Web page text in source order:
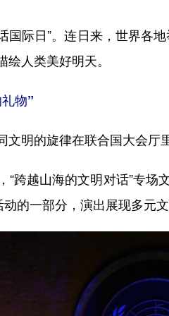
日”。连日来，世界各地
人类美好明天。
物”
的旋律在联合国大会厅里
越山海的文明对话”专场
动的一部分，演出展现多元